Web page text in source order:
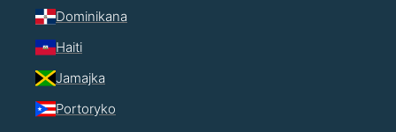
Dominikana
Haiti
Jamajka
Portoryko